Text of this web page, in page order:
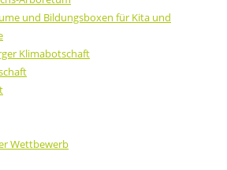
und Bildungsboxen für Kita und
Klimabotschaft
Wettbewerb